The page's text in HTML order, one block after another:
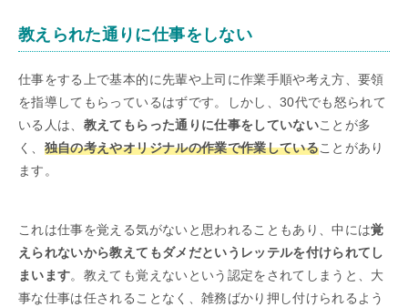
教えられた通りに仕事をしない
仕事をする上で基本的に先輩や上司に作業手順や考え方、要領
を指導してもらっているはずです。しかし、30代でも怒られて
いる人は、 教えてもらった通りに仕事をしていないことが多
く、 独自の考えやオリジナルの作業で作業していることがあり
ます。
これは仕事を覚える気がないと思われることもあり、中には覚
えられないから教えてもダメだというレッテルを付けられてし
まいます。教えても覚えないという認定をされてしまうと、大
事な仕事は任されることなく、雑務ばかり押し付けられるよう